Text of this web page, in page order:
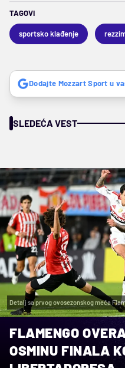
TAGOVI
sportsko klađenje
Dodajte Mozzart Sport u
SLEDEĆA VEST
Detalj sa prvog ovosezonskog meča
FLAMENGO
OSMINU FINALA